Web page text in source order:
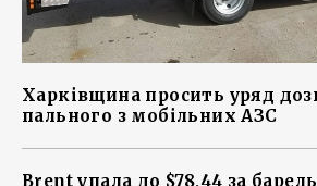
Харківщина просить уряд
пального з мобільних АЗС
Brent упала до $78,44 за барель